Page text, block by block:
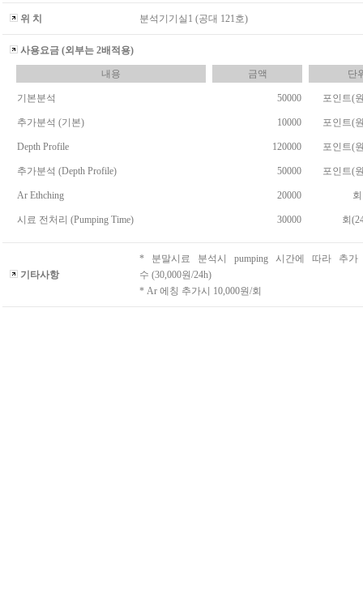
위 치 분석기기실1 (공대 121호)
사용요금 (외부는 2배적용)
내용 금액 단
기본분석 50000 포인트(
추가분석 (기본) 10000 포인트(
Depth Profile 120000 포인트(
추가분석 (Depth Profile) 50000 포인트(
Ar Ethching 20000 회
시료 전처리 (Pumping Time) 30000 회
기타사항
* 분말시료 분석시 pumping 시간에 따라 추
수 (30,000원/24h)
* Ar 에칭 추가시 10,000원/회